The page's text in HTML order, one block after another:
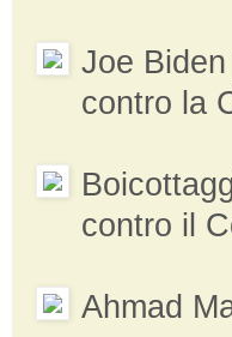
Joe
contro la
contro il
Ahmad